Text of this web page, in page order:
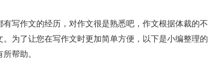
写作文的经历，对作文很是熟悉吧，作文根据体裁的不
为了让您在写作文时更加简单方便，以下是小编整理的
帮助。